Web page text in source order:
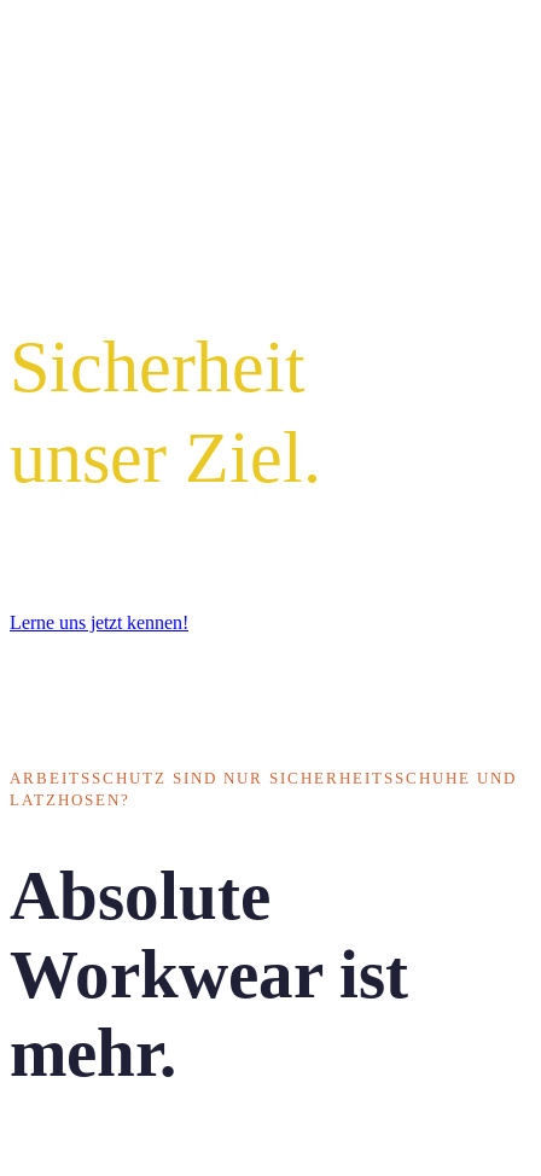
Sicherheit
unser Ziel.
Lerne uns jetzt kennen!
ARBEITSSCHUTZ SIND NUR SICHERHEITSSCHUHE UND
LATZHOSEN?
Absolute
Workwear ist
mehr.